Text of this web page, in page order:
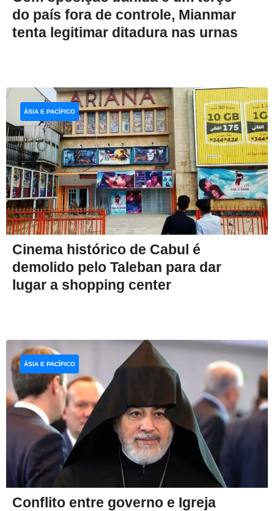
do país fora de controle, Mianmar
tenta legitimar ditadura nas urnas
Cinema histórico de Cabul é
demolido pelo Taleban para dar
lugar a shopping center
ÁSIA E PACÍFICO
Conflito entre governo e Igreja
ÁSIA E PACÍFICO